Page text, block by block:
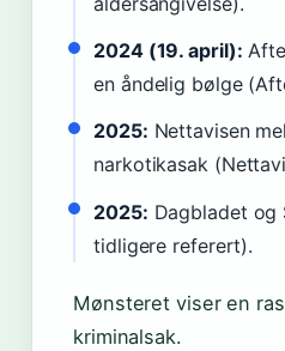
2024 (19. april):
en åndelig bølge
2025: Nettavisen
narkotikasak
2025: Dagbladet og
tidligere referert).
Mønsteret viser en
kriminalsak.